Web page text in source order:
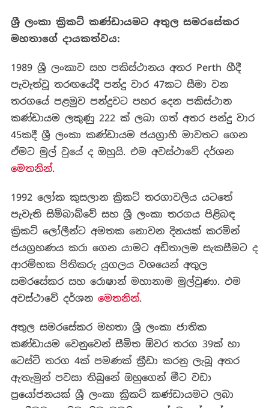
ශ්‍රී ලංකා ක්‍රිකට් කණ්ඩායමට අතුල සමරසේකර
මහතාගේ දායකත්වය:
1989 ශ්‍රී ලංකාව සහ පකිස්ථානය අතර Perth හීදී
පැවැත්වූ තරඟයේදී පන්දු වාර 47කට සීමා වන
තරගයේ පළමුව පන්දුවට පහර දෙන පකිස්ථාන
කණ්ඩායම ලකුණු 222 ක් ලබා ගත් අතර පන්දු වාර
45කදී ශ්‍රී ලංකා කණ්ඩායම ජයග්‍රාහී මාවතට ගෙන
ඒමට මුල් වුයේ ද ඔහුයි. එම අවස්ථාවේ දර්ශන
මෙතනින්.
1992 ලෝක කුසලාන ක්‍රිකට්‌ තරගාවලිය යටතේ
පැවැති සිම්බාබ්වේ සහ ශ්‍රී ලංකා තරගය පිළිබඳ
ක්‍රිකට් ලෝලීන්ට අමතක නොවන දිනයක් කරමින්
ජයග්‍රහණය කරා ගෙන යාමට අඩිතාලම සැකසීමට ද
ආරම්භක පිතිකරු යුගලය වශයෙන් අතුල
සමරසේකර සහ රොෂාන් මහානාම මුල්වුණා. එම
අවස්ථාවේ දර්ශන මෙතනින්.
අතුල සමරසේකර මහතා ශ්‍රී ලංකා ජාතික
කණ්ඩායම වෙනුවෙන් සීමිත ඕවර තරග 39ක් හා
ටෙස්ට් තරග 4ක් පමණක් ක්‍රීඩා කරනු ලැබූ අතර
ඇතැමුන් පවසා තිබුනේ ඔහුගෙන් මීට වඩා
ප්‍රයෝජනයක් ශ්‍රී ලංකා ක්‍රිකට් කණ්ඩායමට ලබා